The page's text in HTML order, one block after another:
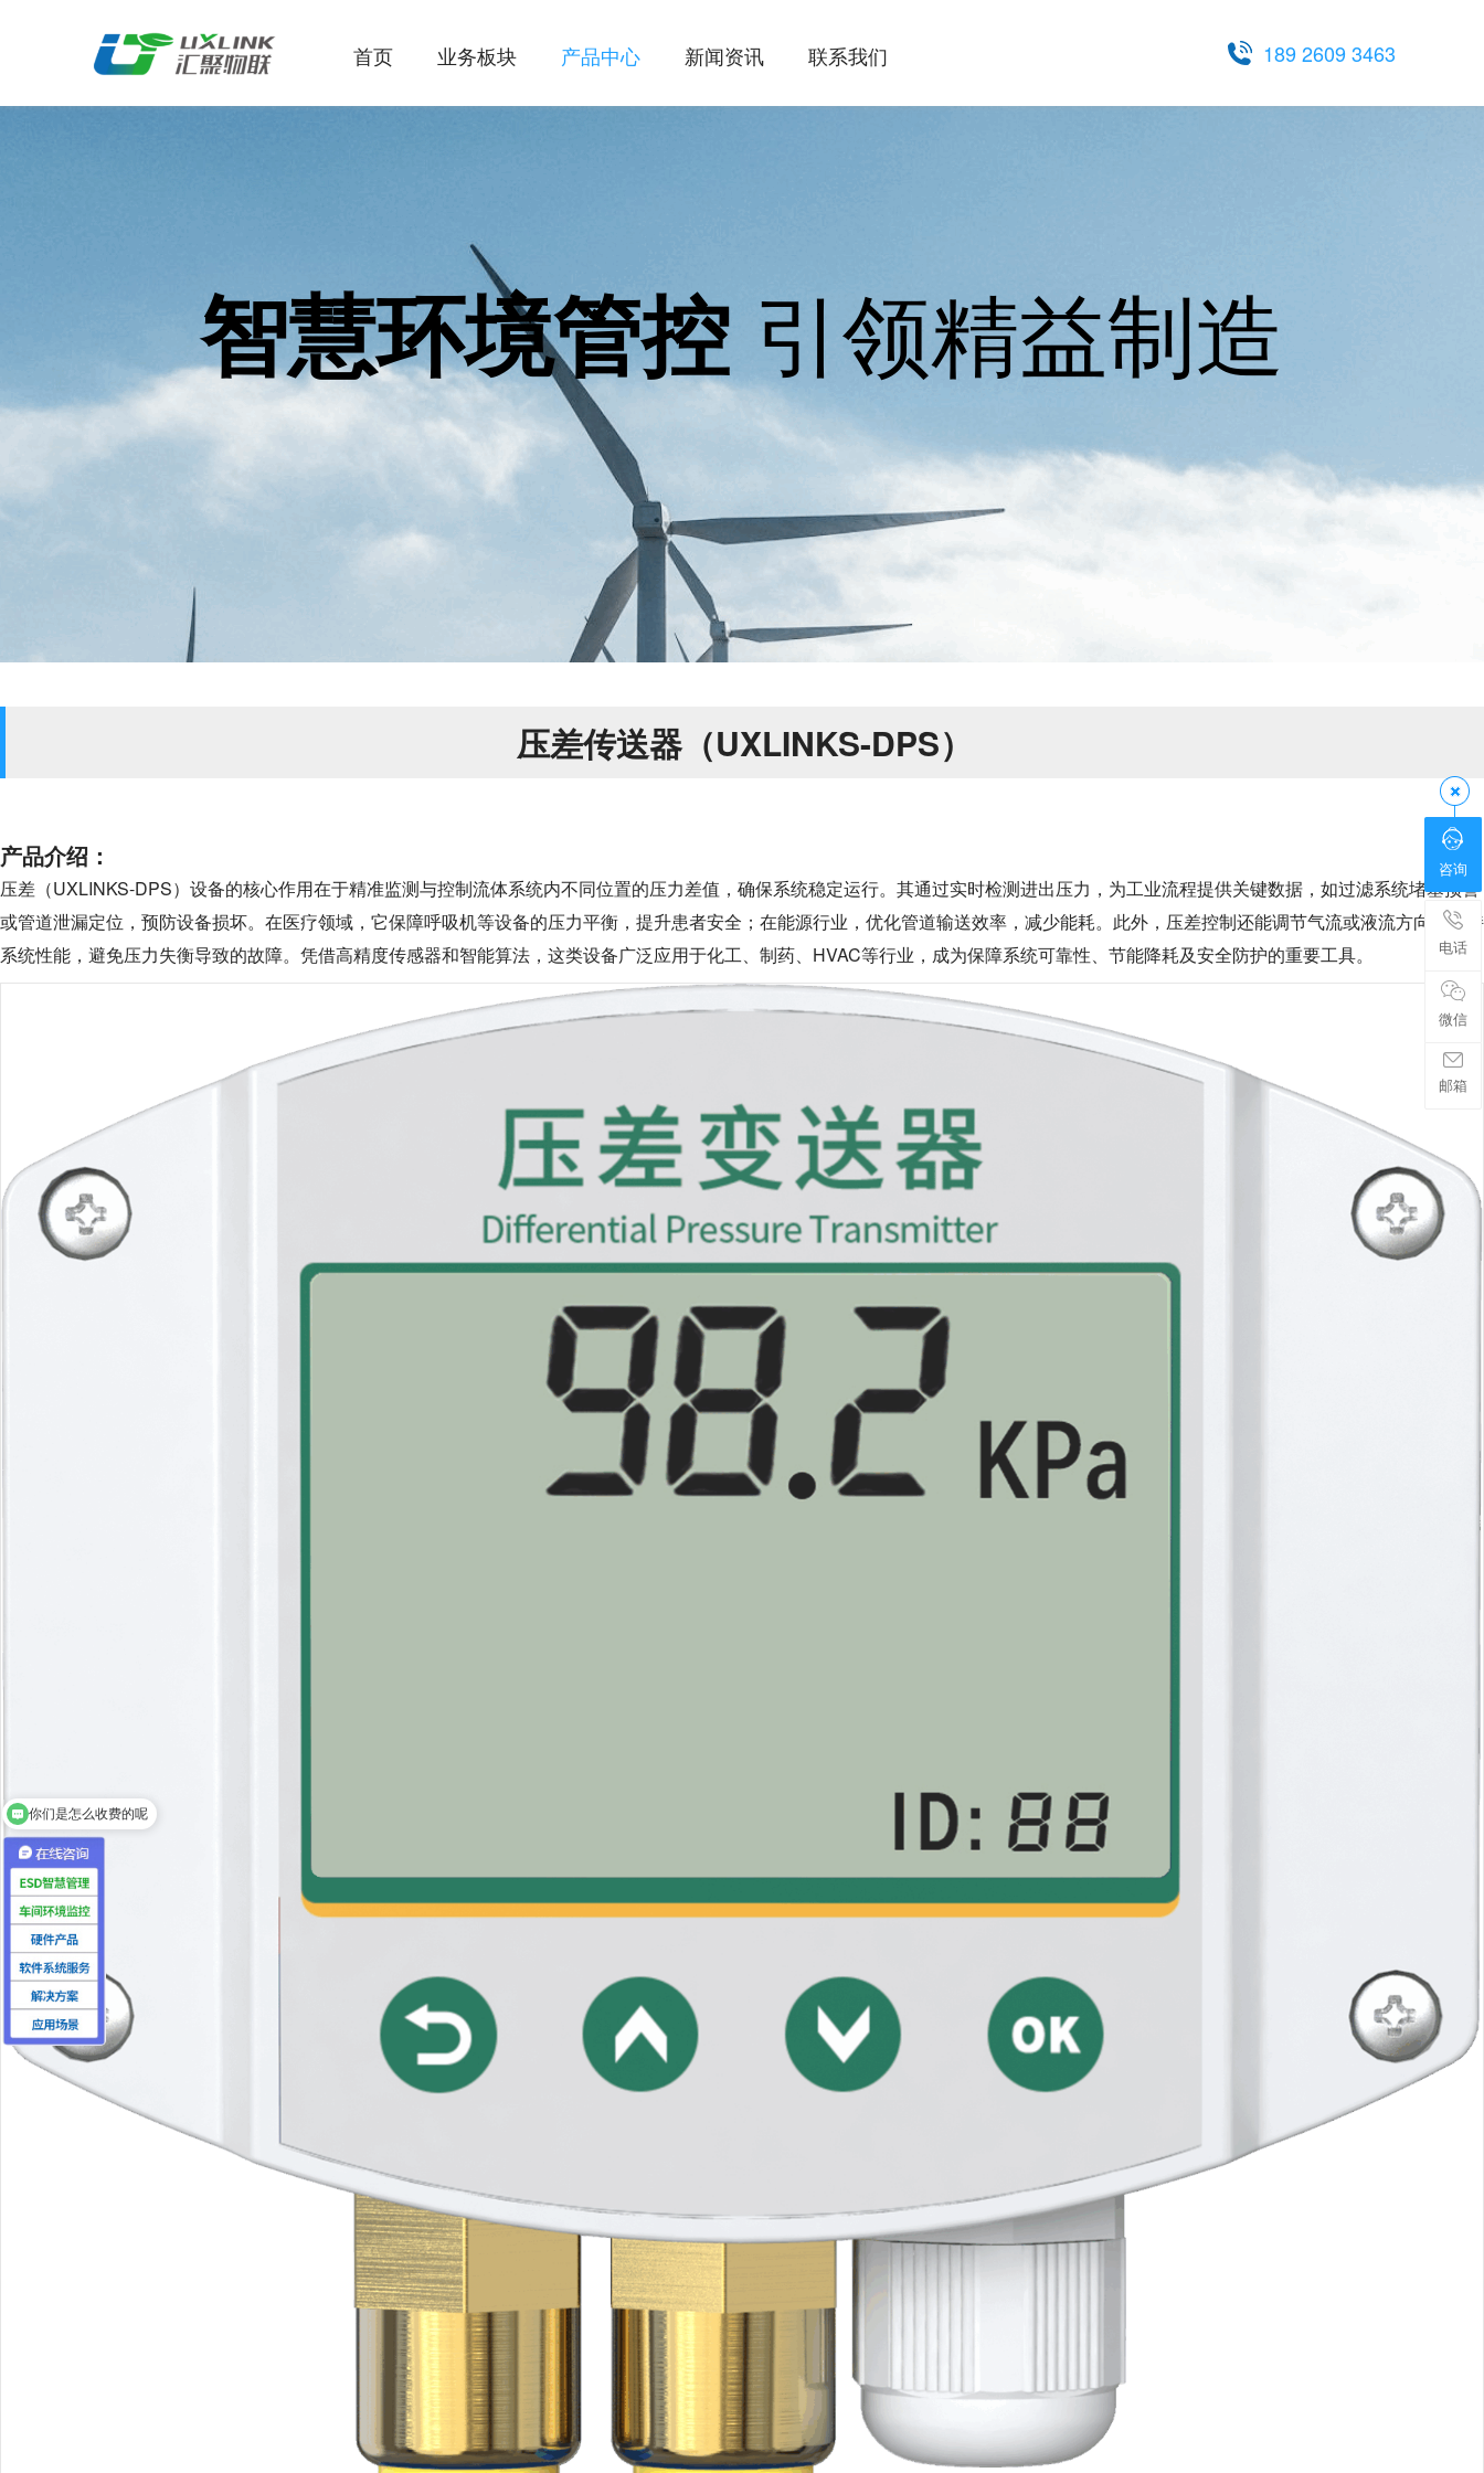
首页 业务板块 产品中心 新闻资讯 联系我们 189 2609 3463
智慧环境管控 引领精益制造
压差传送器（UXLINKS-DPS）
产品介绍：
压差（UXLINKS-DPS）设备的核心作用在于精准监测与控制流体系统内不同位置的压力差值，确保系统稳定运行。其通过实时检测进出压力，为工业流程提供关键数据，如过滤系统堵塞预警
或管道泄漏定位，预防设备损坏。在医疗领域，它保障呼吸机等设备的压力平衡，提升患者安全；在能源行业，优化管道输送效率，减少能耗。此外，压差控制还能调节气流或液流方向，维持
系统性能，避免压力失衡导致的故障。凭借高精度传感器和智能算法，这类设备广泛应用于化工、制药、HVAC等行业，成为保障系统可靠性、节能降耗及安全防护的重要工具。
咨询
电话
微信
邮箱
你们是怎么收费的呢